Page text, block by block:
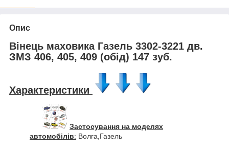
Опис
Вінець маховика Газель 3302-3221 дв.
ЗМЗ 406, 405, 409 (обід) 147 зуб.
Характеристики
Застосування на моделях
автомобілів: Волга,Газель